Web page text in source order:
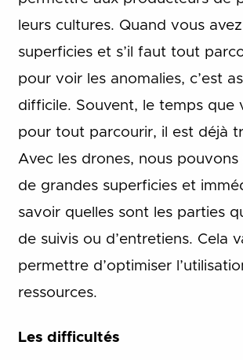
leurs cultures. Quand vous
superficies et s’il faut tout
pour voir les anomalies, c’est
difficile. Souvent, le temps que
pour tout parcourir, il est déjà
Avec les drones, nous pouvons
de grandes superficies et
savoir quelles sont les parties
de suivis ou d’entretiens. Cela
permettre d’optimiser
ressources.
Les difficultés